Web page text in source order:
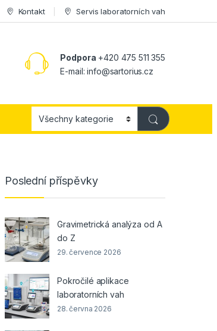
Kontakt Servis laboratorních vah
Podpora +420 475 511 355
E-mail:info@sartorius.cz
Poslední příspěvky
Gravimetrická analýza od A
do Z
29. července 2026
Pokročilé aplikace
laboratorních vah
28. června 2026